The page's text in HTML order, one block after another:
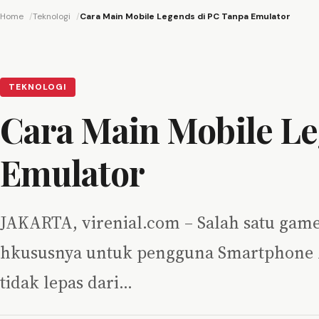
Home Teknologi Cara Main Mobile Legends di PC Tanpa Emulator
TEKNOLOGI
Cara Main Mobile
Emulator
JAKARTA, virenial.com – Salah satu
hkususnya untuk pengguna
tidak lepas dari…